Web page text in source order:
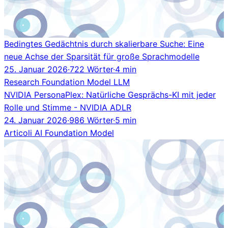
Bedingtes Gedächtnis durch skalierbare Suche: Eine
neue Achse der Sparsität für große Sprachmodelle
25. Januar 2026·722 Wörter·4 min
Research Foundation Model LLM
NVIDIA PersonaPlex: Natürliche Gesprächs-KI mit jeder
Rolle und Stimme - NVIDIA ADLR
24. Januar 2026·986 Wörter·5 min
Articoli AI Foundation Model